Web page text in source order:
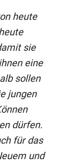
heute
sie
eine
sollen
jungen
dürfen.
für das
und